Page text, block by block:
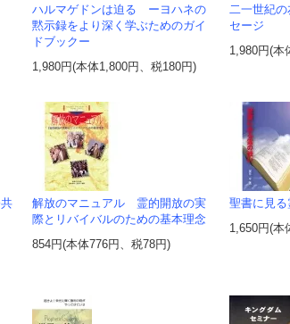
ハルマゲドンは迫る ーヨハネの
黙示録をより深く学ぶためのガイ
ドブックー
1,980円(本体1,800円、税180円)
二一世紀の
セージ
1,980円(本
解放のマニュアル 霊的開放の実
際とリバイバルのための基本理念
854円(本体776円、税78円)
聖書に見
1,650円(本